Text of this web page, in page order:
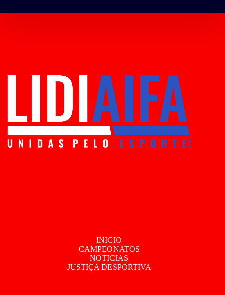
INICIO
CAMPEONATOS
NOTICIAS
JUSTIÇA DESPORTIVA